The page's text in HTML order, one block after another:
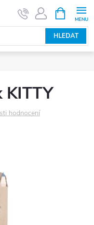
HLEDAT
NÁKUPNÍ
KOŠÍK
KITTY
hodnocení